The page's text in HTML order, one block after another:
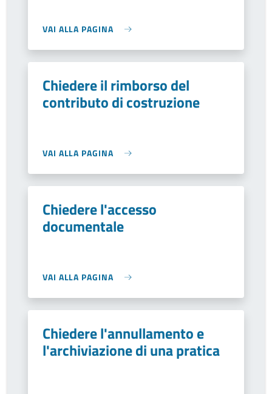
VAI ALLA PAGINA
Chiedere il rimborso del
contributo di costruzione
VAI ALLA PAGINA
Chiedere l'accesso
documentale
VAI ALLA PAGINA
Chiedere l'annullamento e
l'archiviazione di una pratica